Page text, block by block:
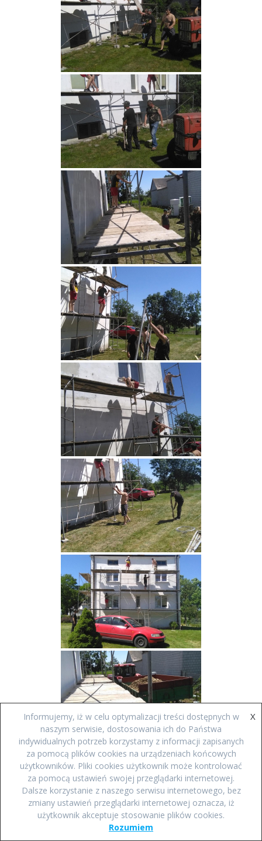
Informujemy, iż w celu optymalizacji treści dostępnych w
naszym serwisie, dostosowania ich do Państwa
indywidualnych potrzeb korzystamy z informacji zapisanych
za pomocą plików cookies na urządzeniach końcowych
użytkowników. Pliki cookies użytkownik może kontrolować
za pomocą ustawień swojej przeglądarki internetowej.
Dalsze korzystanie z naszego serwisu internetowego, bez
zmiany ustawień przeglądarki internetowej oznacza, iż
użytkownik akceptuje stosowanie plików cookies.
X
Rozumiem